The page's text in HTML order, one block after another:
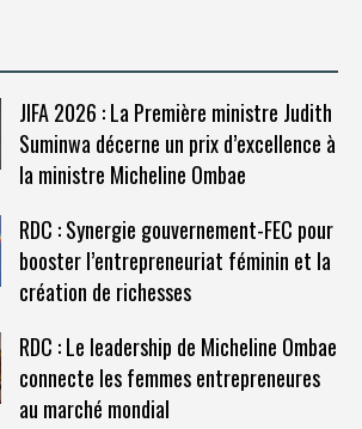
JIFA 2026 : La Première ministre Judith
Suminwa décerne un prix d’excellence à
la ministre Micheline Ombae
RDC : Synergie gouvernement-FEC pour
booster l’entrepreneuriat féminin et la
création de richesses
RDC : Le leadership de Micheline Ombae
connecte les femmes entrepreneures
au marché mondial